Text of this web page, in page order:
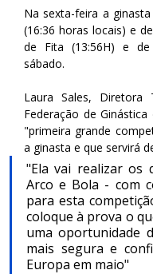
Na sexta-feira a
(16:36 horas locais) e
de Fita (13:56H) e de
sábado.
Laura Sales, Diretora
Federação de
"primeira grande
a ginasta e que servirá
"Ela vai realizar os
Arco e Bola - com
para esta
coloque à prova o
uma oportunidade
mais segura e
Europa em maio"